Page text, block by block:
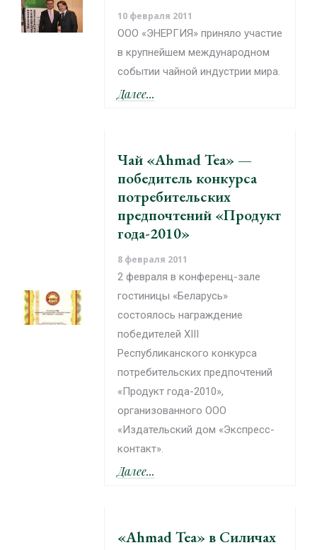
10 февраля 2011
ООО «ЭНЕРГИЯ» приняло участие
в крупнейшем международном
событии чайной индустрии мира.
Далее...
Чай «Ahmad Tea» —
победитель конкурса
потребительских
предпочтений «Продукт
года-2010»
8 февраля 2011
2 февраля в конференц-зале
гостиницы «Беларусь»
состоялось награждение
победителей ХIII
Республиканского конкурса
потребительских предпочтений
«Продукт года-2010»,
организованного ООО
«Издательский дом «Экспресс-
контакт».
Далее...
«Ahmad Tea» в Силичах